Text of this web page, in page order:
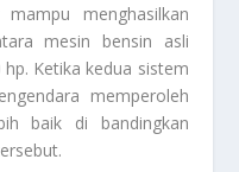
menghasilkan
mesin bensin asli
Ketika kedua sistem
memperoleh
baik di bandingkan